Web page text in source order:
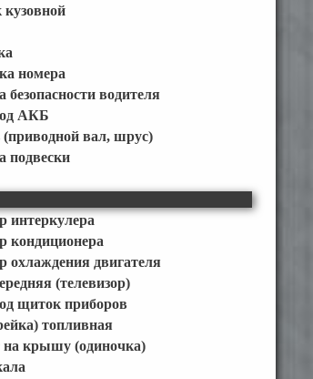
номера
водителя
АКБ
(приводной вал, шрус)
подвески
интеркулера
кондиционера
охлаждения двигателя
(телевизор)
щиток приборов
топливная
на крышу (одиночка)